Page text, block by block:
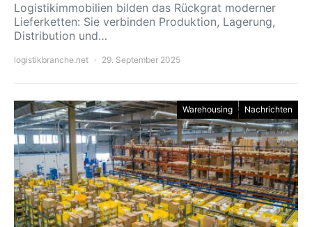
Logistikimmobilien bilden das Rückgrat moderner
Lieferketten: Sie verbinden Produktion, Lagerung,
Distribution und…
logistikbranche.net 29. September 2025
Warehousing Nachrichten